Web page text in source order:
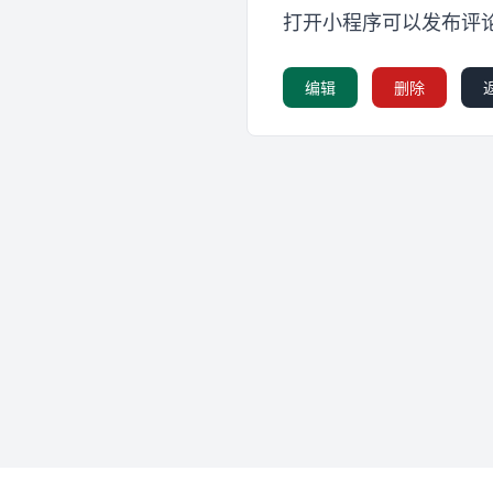
打开小程序可以发布评
编辑 删除